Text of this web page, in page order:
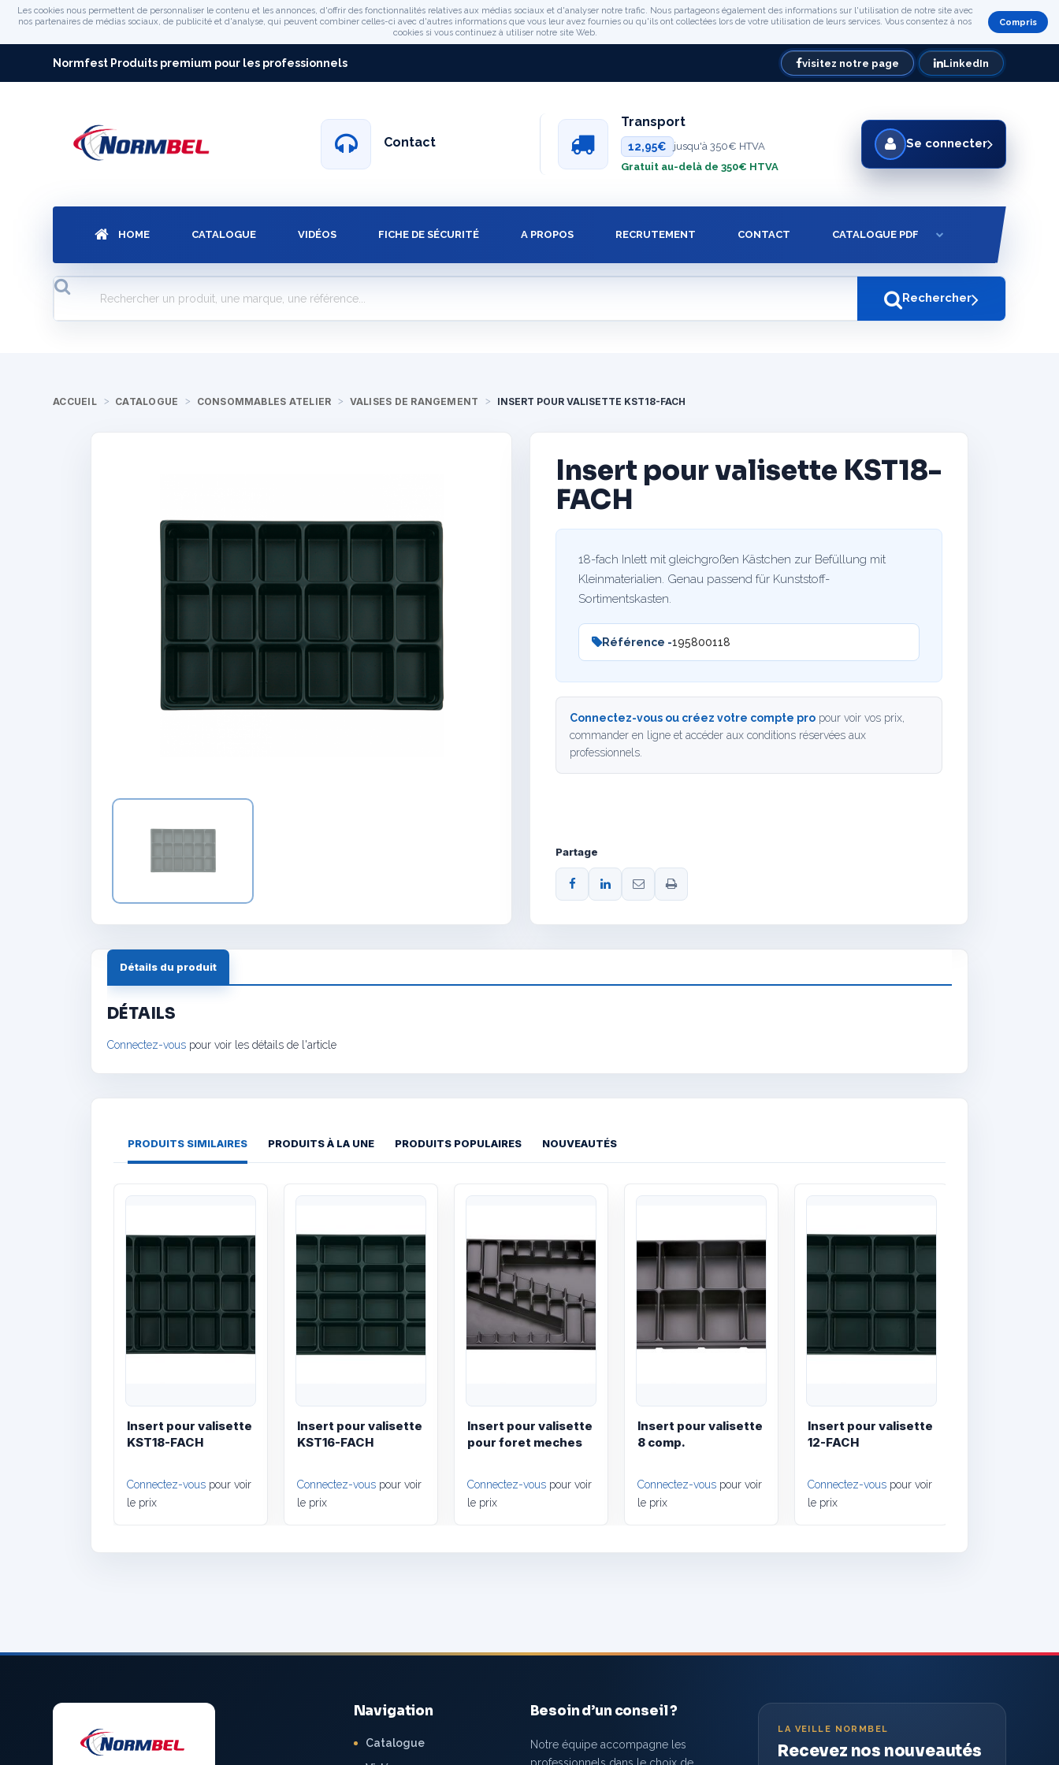
Les cookies nous permettent de personnaliser le contenu et les annonces, d'offrir des fonctionnalités relatives aux médias sociaux et d'analyser notre trafic. Nous partageons également des informations sur l'utilisation de notre site avec
nos partenaires de médias sociaux, de publicité et d'analyse, qui peuvent combiner celles-ci avec d'autres informations que vous leur avez fournies ou qu'ils ont collectées lors de votre utilisation de leurs services. Vous consentez à nos
cookies si vous continuez à utiliser notre site Web.
Compris
Normfest Produits premium pour les professionnels visitez notre page LinkedIn
Contact
Transport
12,95€
jusqu'à 350€ HTVA
Gratuit au-delà de 350€ HTVA
Se connecter
HOME CATALOGUE VIDÉOS FICHE DE SÉCURITÉ A PROPOS RECRUTEMENT CONTACT CATALOGUE PDF
Rechercher
ACCUEIL CATALOGUE CONSOMMABLES ATELIER VALISES DE RANGEMENT INSERT POUR VALISETTE KST18-FACH
Insert pour valisette KST18-
FACH
18-fach Inlett mit gleichgroßen Kästchen zur Befüllung mit
Kleinmaterialien. Genau passend für Kunststoff-
Sortimentskasten.
Référence -195800118
Connectez-vous ou créez votre compte pro pour voir vos prix,
commander en ligne et accéder aux conditions réservées aux
professionnels.
Partage
Détails du produit
DÉTAILS
Connectez-vous pour voir les détails de l'article
PRODUITS SIMILAIRES PRODUITS À LA UNE PRODUITS POPULAIRES NOUVEAUTÉS
Insert pour valisette
KST18-FACH
Connectez-vous pour voir
le prix
Insert pour valisette
KST16-FACH
Connectez-vous pour voir
le prix
Insert pour valisette
pour foret meches
Connectez-vous pour voir
le prix
Insert pour valisette
8 comp.
Connectez-vous pour voir
le prix
Insert pour valisette
12-FACH
Connectez-vous pour voir
le prix
Navigation
Catalogue
Besoin d’un conseil ?
Notre équipe accompagne les
professionnels dans le choix de
LA VEILLE NORMBEL
Recevez nos nouveautés